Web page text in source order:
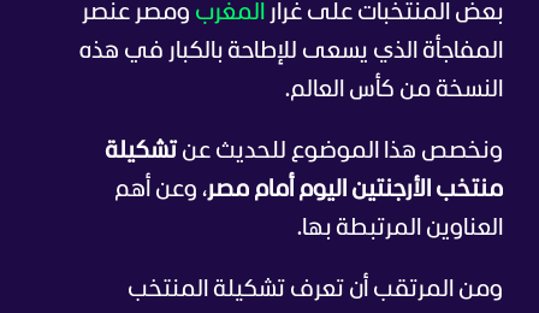
بعض المنتخبات على غرار
المغرب ومصر عنصر
المفاجأة الذي يسعى للإطاحة بالكبار في هذه
النسخة من كأس العالم.
ونخصص هذا الموضوع للحديث عن تشكيلة
منتخب الأرجنتين اليوم أمام مصر، وعن أهم
العناوين المرتبطة بها.
ومن المرتقب أن تعرف تشكيلة المنتخب